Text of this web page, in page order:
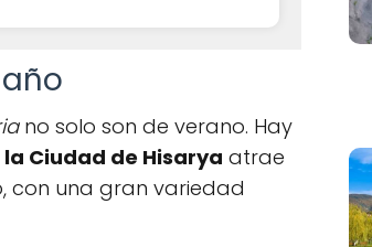
no solo son de verano. Hay
Ciudad de Hisarya atrae
con una gran variedad